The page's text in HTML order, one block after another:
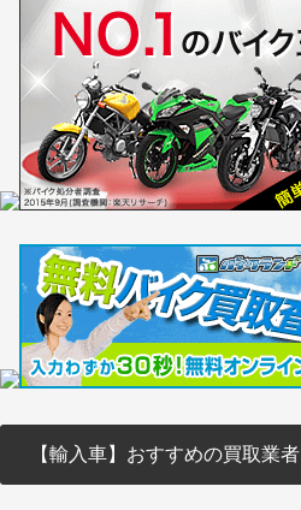
【輸入車】おすすめの買取業者